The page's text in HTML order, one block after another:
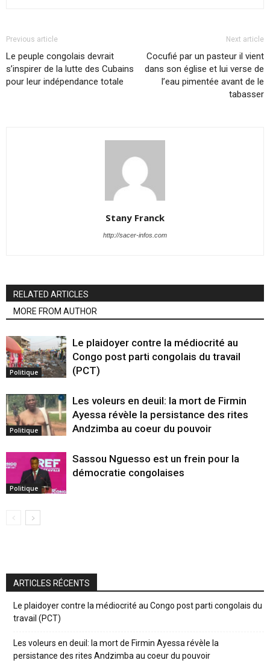
Previous article
Le peuple congolais devrait
s’inspirer de la lutte des Cubains
pour leur indépendance totale
Next article
Cocufié par un pasteur il vient
dans son église et lui verse de
l’eau pimentée avant de le
tabasser
Stany Franck
http://sacer-infos.com
RELATED ARTICLES
MORE FROM AUTHOR
Politique
Le plaidoyer contre la médiocrité au
Congo post parti congolais du travail
(PCT)
Politique
Les voleurs en deuil: la mort de Firmin
Ayessa révèle la persistance des rites
Andzimba au coeur du pouvoir
Politique
Sassou Nguesso est un frein pour la
démocratie congolaises
ARTICLES RÉCENTS
Le plaidoyer contre la médiocrité au Congo post parti congolais du
travail (PCT)
Les voleurs en deuil: la mort de Firmin Ayessa révèle la
persistance des rites Andzimba au coeur du pouvoir